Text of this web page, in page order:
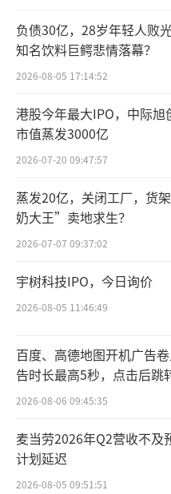
奶粉原料的“鲜
营养的实际吸收利用
首席专家、中国疾
所原所长丁钢强指出
两个方面：一是营养
也是母乳喂养儿免疫
农业大学副校长姜毓
料不新鲜，活性营养
进去的营养就没有吸
负债30亿，28岁年轻人败
知名饮料巨鳄悲情落幕？
2026-08-05 17:14:52
港股今年最大IPO，中际旭
市值蒸发3000亿
2026-07-20 09:47:57
蒸发20亿，关闭工厂，货
奶大王”卖地求生？
2026-07-07 09:37:02
宇树科技IPO，今日询价
2026-08-05 11:46:49
百度、高德地图开机广告
告时长最高5秒，点击后跳
2026-08-06 09:45:35
麦当劳2026年Q2营收不及
计划延迟
2026-08-05 09:51:51